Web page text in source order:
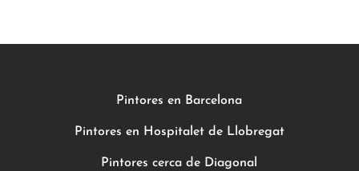
Pintores en Barcelona
Pintores en Hospitalet de Llobregat
Pintores cerca de Diagonal